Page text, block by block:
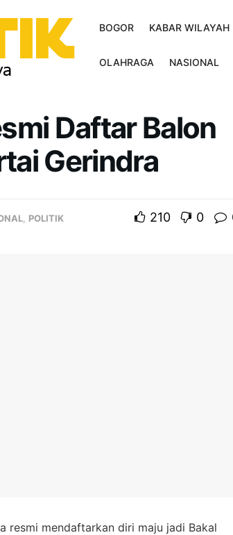
BOGOR KABAR WILAYAH
OLAHRAGA NASIONAL
Daftar Balon
Gerindra
POLITIK 210 0
resmi mendaftarkan diri maju jadi Bakal